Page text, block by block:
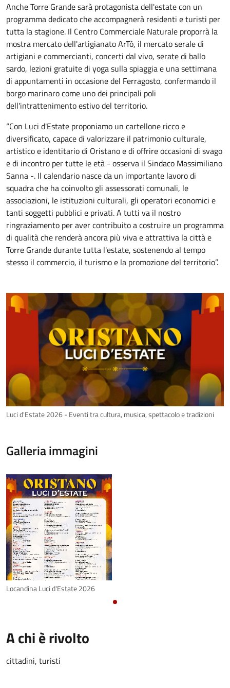
Anche Torre Grande sarà protagonista dell'estate con un
programma dedicato che accompagnerà residenti e turisti per
tutta la stagione. Il Centro Commerciale Naturale proporrà la
mostra mercato dell'artigianato ArTò, il mercato serale di
artigiani e commercianti, concerti dal vivo, serate di ballo
sardo, lezioni gratuite di yoga sulla spiaggia e una settimana
di appuntamenti in occasione del Ferragosto, confermando il
borgo marinaro come uno dei principali poli
dell'intrattenimento estivo del territorio.
“Con Luci d'Estate proponiamo un cartellone ricco e
diversificato, capace di valorizzare il patrimonio culturale,
artistico e identitario di Oristano e di offrire occasioni di svago
e di incontro per tutte le età - osserva il Sindaco Massimiliano
Sanna -. Il calendario nasce da un importante lavoro di
squadra che ha coinvolto gli assessorati comunali, le
associazioni, le istituzioni culturali, gli operatori economici e
tanti soggetti pubblici e privati. A tutti va il nostro
ringraziamento per aver contribuito a costruire un programma
di qualità che renderà ancora più viva e attrattiva la città e
Torre Grande durante tutta l'estate, sostenendo al tempo
stesso il commercio, il turismo e la promozione del territorio”.
Luci d'Estate 2026 - Eventi tra cultura, musica, spettacolo e tradizioni
Galleria immagini
Locandina Luci d'Estate 2026
A chi è rivolto
cittadini, turisti